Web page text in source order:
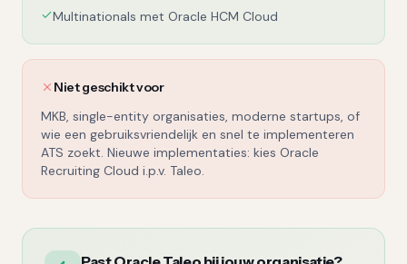
Multinationals met Oracle HCM Cloud
Niet geschikt voor
MKB, single-entity organisaties, moderne startups, of
wie een gebruiksvriendelijk en snel te implementeren
ATS zoekt. Nieuwe implementaties: kies Oracle
Recruiting Cloud i.p.v. Taleo.